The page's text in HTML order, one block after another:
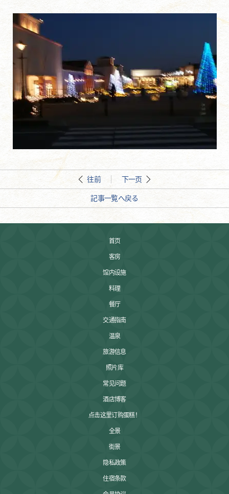
往前 下一页
記事一覧へ戻る
首页
客房
馆内设施
料理
餐厅
交通指南
温泉
旅游信息
照片库
常见问题
酒店博客
点击这里订购蛋糕！
全景
街景
隐私政策
住宿条款